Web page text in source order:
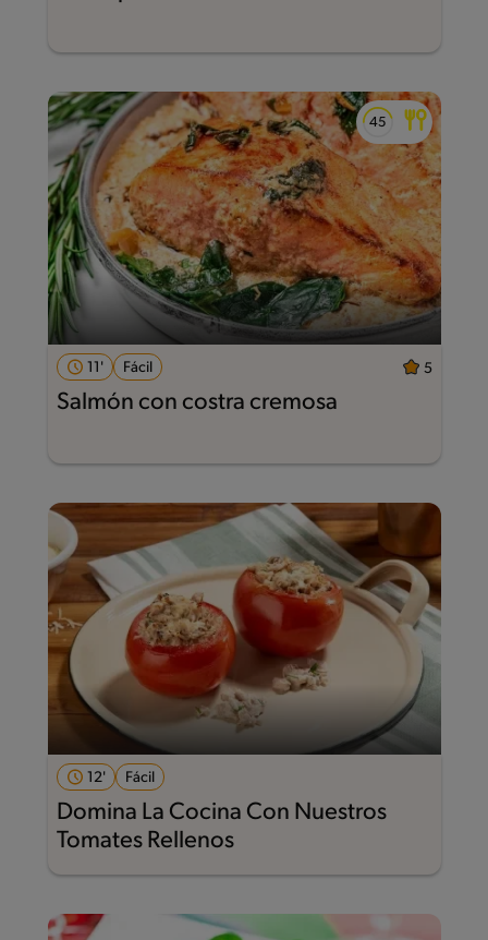
11' Fácil 5
Salmón con costra cremosa
12' Fácil
Domina La Cocina Con Nuestros
Tomates Rellenos